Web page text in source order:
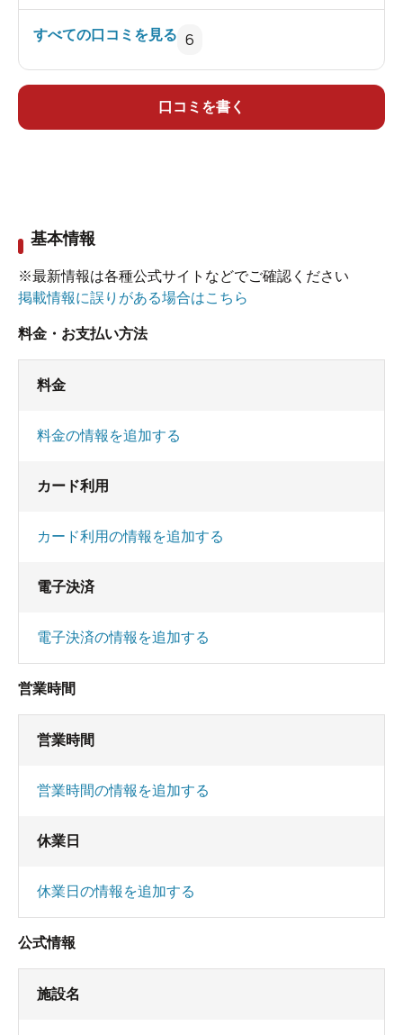
ただ狭いので大人二人くらいで限度なのでそこだ
銭湯出たあと飲めるラムネがしっかり冷えてるの
すべての口コミを見る 6
口コミを書く
基本情報
※最新情報は各種公式サイトなどでご確認ください
掲載情報に誤りがある場合はこちら
料金・お支払い方法
料金
料金の情報を追加する
カード利用
カード利用の情報を追加する
電子決済
電子決済の情報を追加する
営業時間
営業時間
営業時間の情報を追加する
休業日
休業日の情報を追加する
公式情報
施設名